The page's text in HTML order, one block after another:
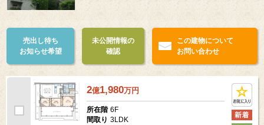
売出し待ち
お知らせ希望
未公開情報の
確認
この建物について
お問い合わせ
2億1,980万円
所在階 6F
間取り 3LDK